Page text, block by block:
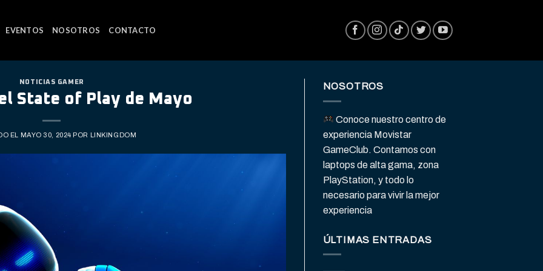
EVENTOS NOSOTROS CONTACTO
NOTICIAS GAMER
State of Play de Mayo
EL MAYO 30, 2024 POR LINKINGDOM
NOSOTROS
Conoce nuestro centro de
experiencia Movistar
GameClub. Contamos con
laptops de alta gama, zona
PlayStation, y todo lo
necesario para vivir la mejor
experiencia
ÚLTIMAS ENTRADAS